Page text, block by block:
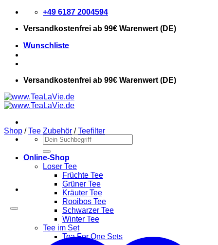
Zum
springen
+49 6187 2004594
Versandkostenfrei ab 99€ Warenwert (DE)
Wunschliste
Versandkostenfrei ab 99€ Warenwert (DE)
Suchen
nach:
Online-Shop
Loser Tee
Früchte Tee
Grüner Tee
Kräuter Tee
Rooibos Tee
Schwarzer Tee
Winter Tee
Tee im Set
Tea For One Sets
Shop / Tee Zubehör / Teefilter